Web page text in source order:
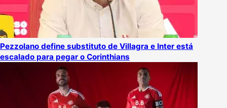
Pezzolano define substituto de Villagra e Inter está
escalado para pegar o Corinthians